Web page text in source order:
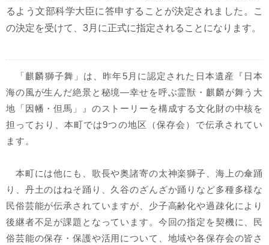
るよう文部科学大臣に答申することが決定されました。こ
の決定を受けて、3月に正式に指定されることになります。
「麒麟獅子舞」は、昨年5月に認定された日本遺産『日本
海の風が生んだ絶景と秘境―幸せを呼ぶ霊獣・麒麟が舞う大
地「因幡・但馬」』のストーリーを構成する文化財の中核を
担っており、本町では9つの地区（保存会）で伝承されてい
ます。
本町には他にも、歌長や奥諸寄の太神楽獅子、海上の傘踊
り、丹土のはねそ踊り、久谷のざんざか踊りなど多種多様な
民俗芸能が伝承されていますが、少子高齢化や過疎化により
後継者不足が課題となっています。今回の指定を契機に、民
俗芸能の保存・保護や活用について、地域や各保存会の皆さ